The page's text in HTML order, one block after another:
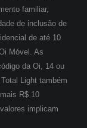
familiar,
de inclusão de
de até 10
Móvel. As
da Oi, 14 ou
Light também
R$ 10
implicam